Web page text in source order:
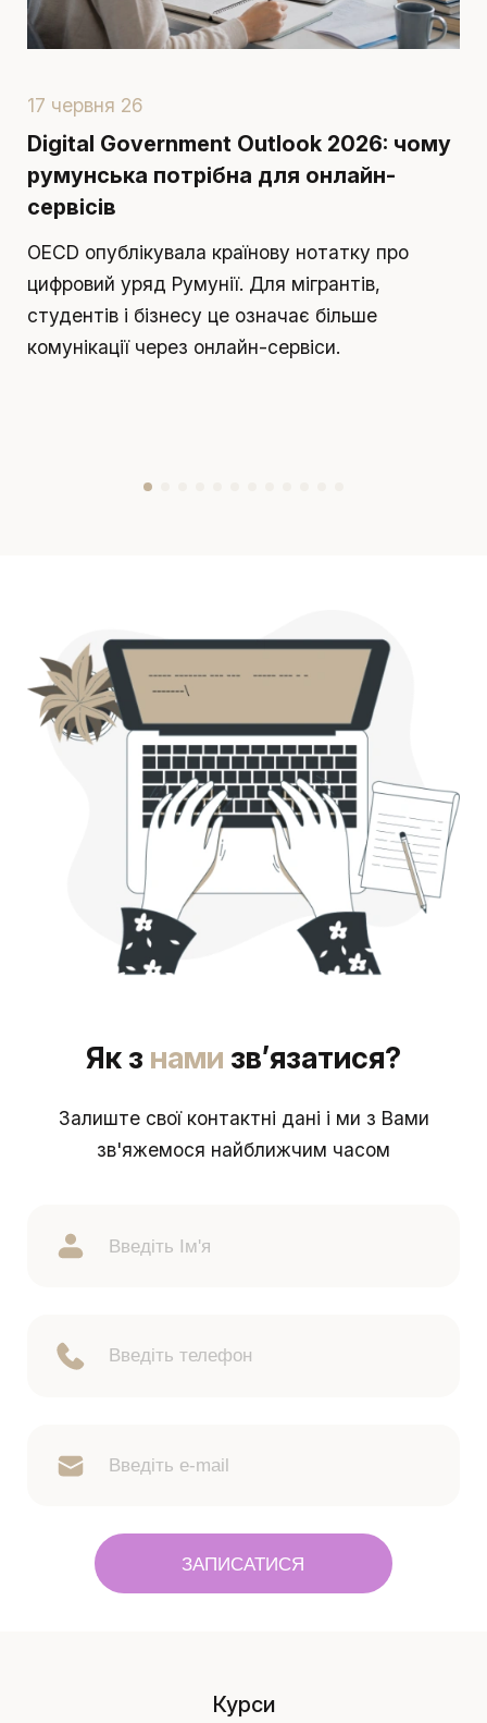
17 червня 26
Digital Government Outlook 2026: чому
румунська потрібна для онлайн-
сервісів
OECD опублікувала країнову нотатку про
цифровий уряд Румунії. Для мігрантів,
студентів і бізнесу це означає більше
комунікації через онлайн-сервіси.
Як з нами зв’язатися?
Залиште свої контактні дані і ми з Вами
зв'яжемося найближчим часом
ЗАПИСАТИСЯ
Курси